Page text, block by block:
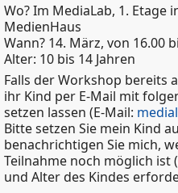
Wo? Im MediaLab, 1.
MedienHaus
Wann? 14. März, von 16.00
Alter: 10 bis 14 Jahren
Falls der Workshop bereits
ihr Kind per E-Mail mit
setzen lassen (E-Mail:
Bitte setzen Sie mein Kind
benachrichtigen Sie mich,
Teilnahme noch möglich ist
und Alter des Kindes